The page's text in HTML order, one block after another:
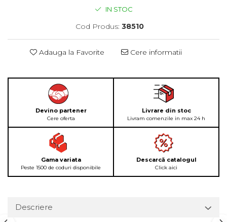
IN STOC
Cod Produs: 38510
Adauga la Favorite Cere informatii
Devino partener
Cere oferta
Livrare din stoc
Livram comenzile in max 24 h
Gama variata
Peste 1500 de coduri disponibile
Descarcă catalogul
Click aici
Descriere